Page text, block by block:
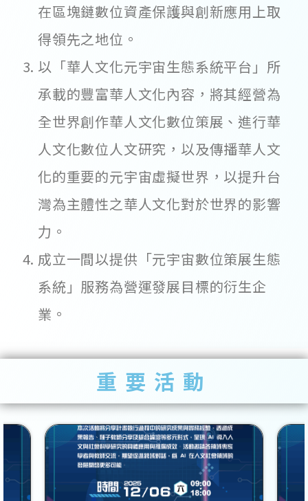
在區塊鏈數位資產保護與創新應用上取
得領先之地位。
以「華人文化元宇宙生態系統平台」所
承載的豐富華人文化內容，將其經營為
全世界創作華人文化數位策展、進行華
人文化數位人文研究，以及傳播華人文
化的重要的元宇宙虛擬世界，以提升台
灣為主體性之華人文化對於世界的影響
力。
成立一間以提供「元宇宙數位策展生態
系統」服務為營運發展目標的衍生企
業。
重要活動